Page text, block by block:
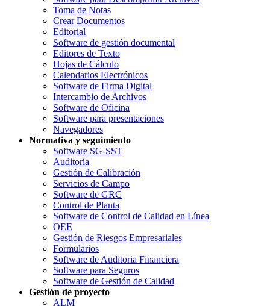
Toma de Notas
Crear Documentos
Editorial
Software de gestión documental
Editores de Texto
Hojas de Cálculo
Calendarios Electrónicos
Software de Firma Digital
Intercambio de Archivos
Software de Oficina
Software para presentaciones
Navegadores
Normativa y seguimiento
Software SG-SST
Auditoría
Gestión de Calibración
Servicios de Campo
Software de GRC
Control de Planta
Software de Control de Calidad en Línea
OEE
Gestión de Riesgos Empresariales
Formularios
Software de Auditoria Financiera
Software para Seguros
Software de Gestión de Calidad
Gestión de proyecto
ALM